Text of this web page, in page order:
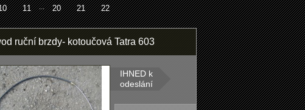
11 ... 20 21 22
ruční brzdy- kotoučová Tatra 603
IHNED k
odeslání